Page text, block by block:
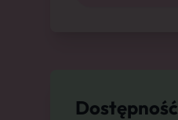
Dostępność